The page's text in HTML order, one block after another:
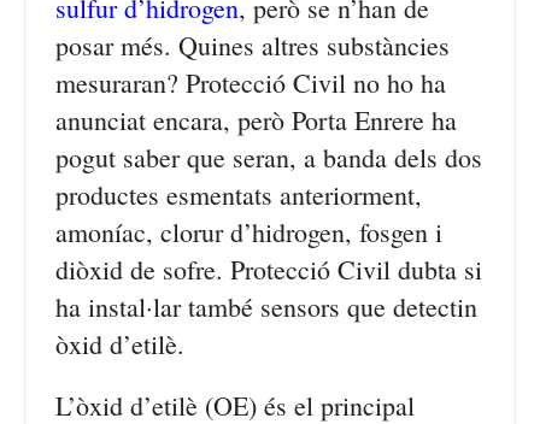
sulfur d’hidrogen, però se n’han de
posar més. Quines altres substàncies
mesuraran? Protecció Civil no ho ha
anunciat encara, però Porta Enrere ha
pogut saber que seran, a banda dels dos
productes esmentats anteriorment,
amoníac, clorur d’hidrogen, fosgen i
diòxid de sofre. Protecció Civil dubta si
ha instal·lar també sensors que detectin
òxid d’etilè.
L’òxid d’etilè (OE) és el principal